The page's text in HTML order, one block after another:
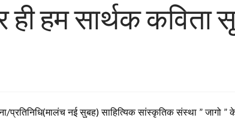
हम सार्थक कविता
प्रतिनिधि(मालंच नई सुबह) साहित्यिक सांस्कृतिक संस्था ” जागो ”